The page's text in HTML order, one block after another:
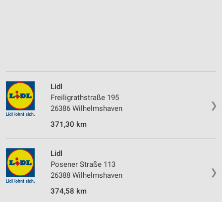
❯
Lidl
Freiligrathstraße 195
26386 Wilhelmshaven
371,30 km
❯
Lidl
Posener Straße 113
26388 Wilhelmshaven
374,58 km